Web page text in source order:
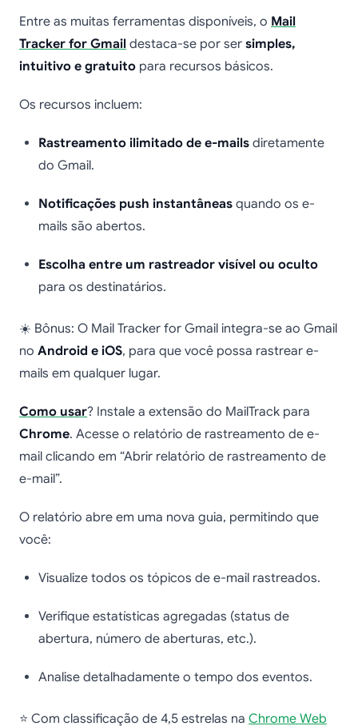
Entre as muitas ferramentas disponíveis, o Mail
Tracker for Gmail destaca-se por ser simples,
intuitivo e gratuito para recursos básicos.
Os recursos incluem:
Rastreamento ilimitado de e-mails diretamente
do Gmail.
Notificações push instantâneas quando os e-
mails são abertos.
Escolha entre um rastreador visível ou oculto
para os destinatários.
☀️ Bônus: O Mail Tracker for Gmail integra-se ao Gmail
no Android e iOS, para que você possa rastrear e-
mails em qualquer lugar.
Como usar? Instale a extensão do MailTrack para
Chrome. Acesse o relatório de rastreamento de e-
mail clicando em “Abrir relatório de rastreamento de
e-mail”.
O relatório abre em uma nova guia, permitindo que
você:
Visualize todos os tópicos de e-mail rastreados.
Verifique estatísticas agregadas (status de
abertura, número de aberturas, etc.).
Analise detalhadamente o tempo dos eventos.
⭐ Com classificação de 4,5 estrelas na Chrome Web